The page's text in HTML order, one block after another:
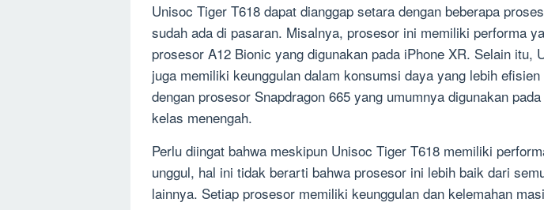
Unisoc Tiger T618 dapat dianggap setara dengan beberapa
sudah ada di pasaran. Misalnya, prosesor ini memiliki performa
prosesor A12 Bionic yang digunakan pada iPhone XR. Selain itu,
juga memiliki keunggulan dalam konsumsi daya yang lebih
dengan prosesor Snapdragon 665 yang umumnya digunakan
kelas menengah.
Perlu diingat bahwa meskipun Unisoc Tiger T618 memiliki
unggul, hal ini tidak berarti bahwa prosesor ini lebih baik dari
lainnya. Setiap prosesor memiliki keunggulan dan kelemahan